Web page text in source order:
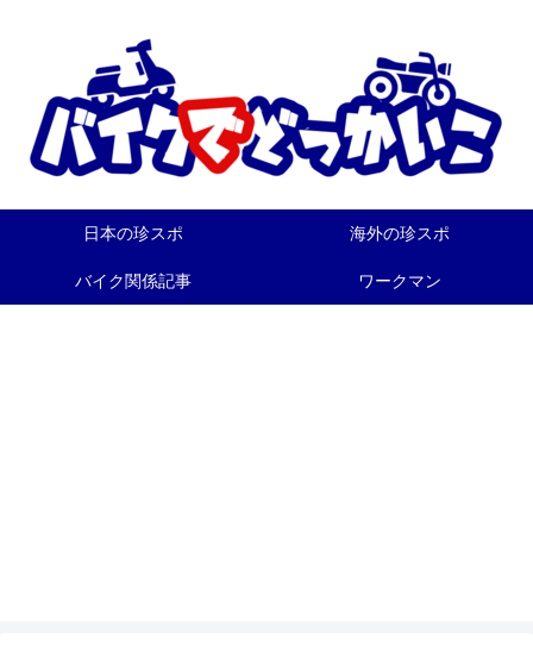
日本の珍スポ 海外の珍スポ
バイク関係記事 ワークマン